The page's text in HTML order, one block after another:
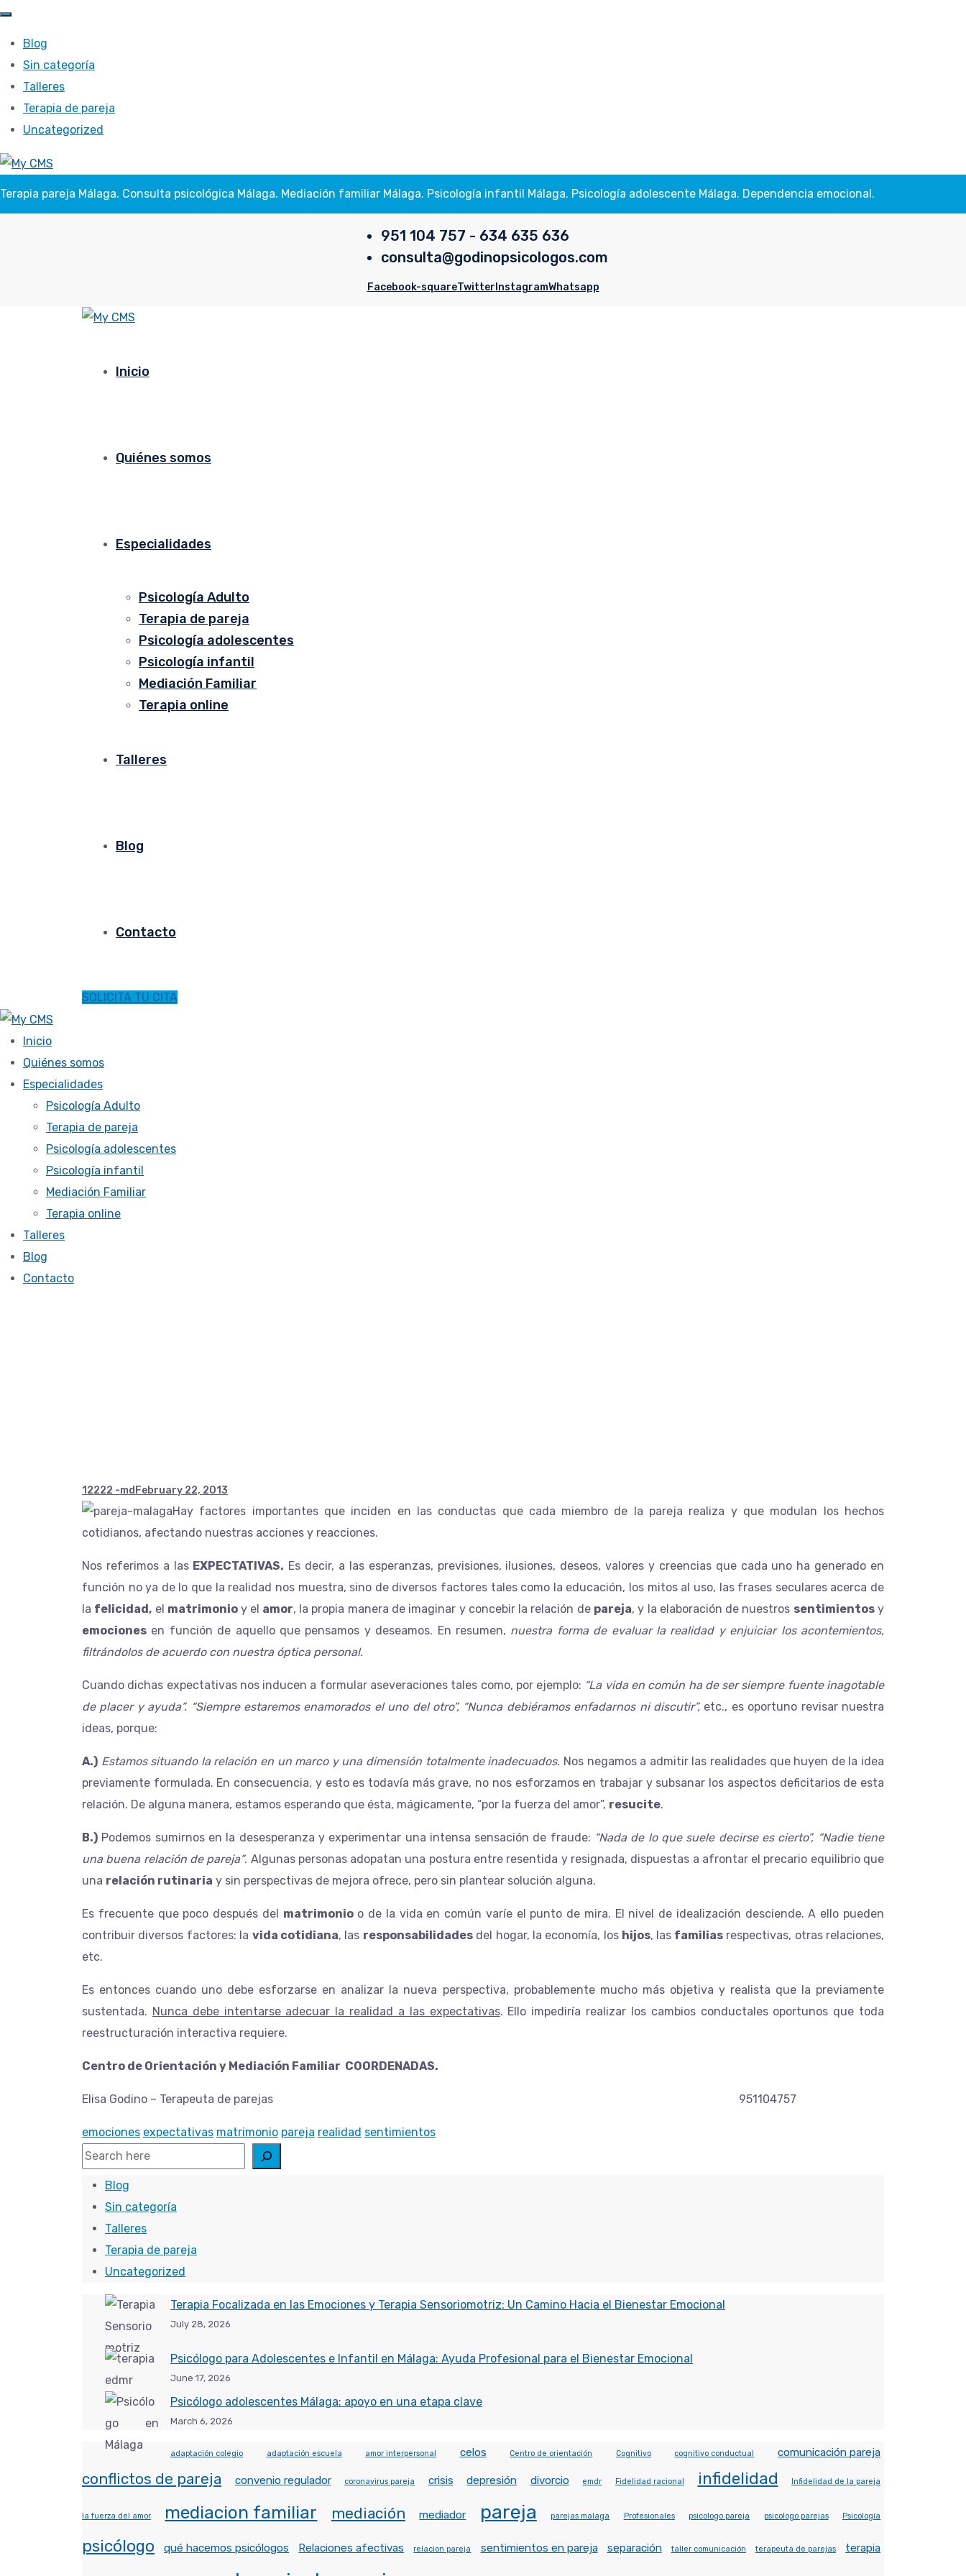
Blog
Sin categoría
Talleres
Terapia de pareja
Uncategorized
Terapia pareja Málaga. Consulta psicológica Málaga. Mediación familiar Málaga. Psicología infantil Málaga. Psicología adolescente Málaga. Dependencia emocional.
951 104 757 - 634 635 636
consulta@godinopsicologos.com
Facebook-squareTwitter InstagramWhatsapp
Inicio
Quiénes somos
Especialidades
Psicología Adulto
Terapia de pareja
Psicología adolescentes
Psicología infantil
Mediación Familiar
Terapia online
Talleres
Blog
Contacto
SOLICITA TU CITA
Inicio
Quiénes somos
Especialidades
Psicología Adulto
Terapia de pareja
Psicología adolescentes
Psicología infantil
Mediación Familiar
Terapia online
Talleres
Blog
Contacto
12222 -md February 22, 2013
Hay factores importantes que inciden en las conductas que cada miembro de la pareja realiza y que modulan los hechos
cotidianos, afectando nuestras acciones y reacciones.
Nos referimos a las EXPECTATIVAS. Es decir, a las esperanzas, previsiones, ilusiones, deseos, valores y creencias que cada uno ha generado en
función no ya de lo que la realidad nos muestra, sino de diversos factores tales como la educación, los mitos al uso, las frases seculares acerca de
la felicidad, el matrimonioy el amor, la propia manera de imaginar y concebir la relación de pareja, y la elaboración de nuestros sentimientosy
emociones en función de aquello que pensamos y deseamos. En resumen, nuestra forma de evaluar la realidad y enjuiciar los acontemientos,
filtrándolos de acuerdo con nuestra óptica personal.
Cuando dichas expectativas nos inducen a formular aseveraciones tales como, por ejemplo: “La vida en común ha de ser siempre fuente inagotable
de placer y ayuda”. “Siempre estaremos enamorados el uno del otro”, “Nunca debiéramos enfadarnos ni discutir”, etc., es oportuno revisar nuestra
ideas, porque:
A.) Estamos situando la relación en un marco y una dimensión totalmente inadecuados. Nos negamos a admitir las realidades que huyen de la idea
previamente formulada. En consecuencia, y esto es todavía más grave, no nos esforzamos en trabajar y subsanar los aspectos deficitarios de esta
relación. De alguna manera, estamos esperando que ésta, mágicamente, “por la fuerza del amor”, resucite.
B.) Podemos sumirnos en la desesperanza y experimentar una intensa sensación de fraude: “Nada de lo que suele decirse es cierto”, “Nadie tiene
una buena relación de pareja”. Algunas personas adopatan una postura entre resentida y resignada, dispuestas a afrontar el precario equilibrio que
una relación rutinaria y sin perspectivas de mejora ofrece, pero sin plantear solución alguna.
Es frecuente que poco después del matrimonioo de la vida en común varíe el punto de mira. El nivel de idealización desciende. A ello pueden
contribuir diversos factores: la vida cotidiana, las responsabilidadesdel hogar, la economía, los hijos, las familiasrespectivas, otras relaciones,
etc.
Es entonces cuando uno debe esforzarse en analizar la nueva perspectiva, probablemente mucho más objetiva y realista que la previamente
sustentada. Nunca debe intentarse adecuar la realidad a las expectativas. Ello impediría realizar los cambios conductales oportunos que toda
reestructuración interactiva requiere.
Centro de Orientación y Mediación Familiar COORDENADAS.
Elisa Godino – Terapeuta de parejas 951104757
emociones expectativas matrimonio pareja realidad sentimientos
Search
Blog
Sin categoría
Talleres
Terapia de pareja
Uncategorized
Terapia Focalizada en las Emociones y Terapia Sensoriomotriz: Un Camino Hacia el Bienestar Emocional
July 28, 2026
Psicólogo para Adolescentes e Infantil en Málaga: Ayuda Profesional para el Bienestar Emocional
June 17, 2026
Psicólogo adolescentes Málaga: apoyo en una etapa clave
March 6, 2026
adaptación colegio adaptación escuela amor interpersonal celos Centro de orientación Cognitivo cognitivo conductual comunicación pareja
conflictos de pareja convenio regulador coronavirus pareja crisis depresión divorcio emdr Fidelidad racional infidelidad Infidelidad de la pareja
la fuerza del amor mediacion familiar mediación mediador pareja parejas malaga Profesionales psicologo pareja psicologo parejas Psicología
psicólogo qué hacemos psicólogos Relaciones afectivas relacion pareja sentimientos en pareja separación taller comunicación terapeuta de parejas terapia